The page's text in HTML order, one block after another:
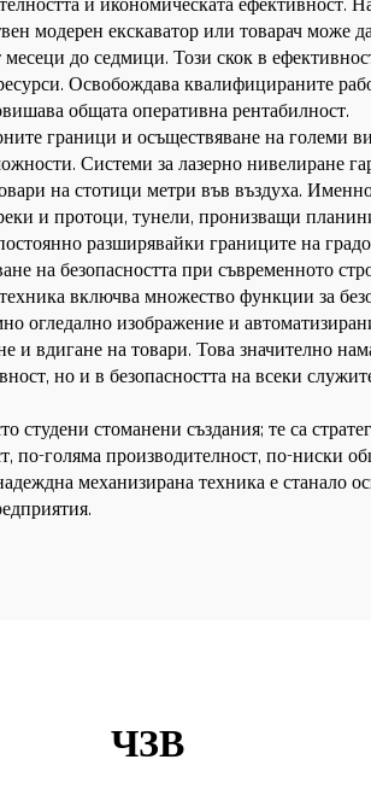
и икономическата
модерен екскаватор или товарач може
до седмици. Този скок в
Освобождава квалифицираните
общата оперативна рентабилност.
граници и осъществяване на големи
Системи за лазерно нивелиране
на стотици метри във въздуха.
и протоци, тунели, пронизващи
разширявайки границите на
на безопасността при съвременното
включва множество функции за
огледално изображение и
вдигане на товари. Това значително
но и в безопасността на всеки
стоманени създания; те са
по-голяма производителност, по-ниски
механизирана техника е станало
ЧЗВ